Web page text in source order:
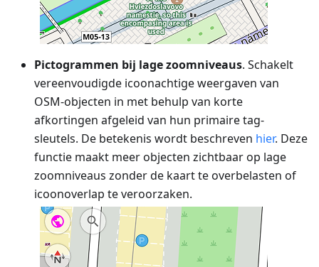
Pictogrammen bij lage zoomniveaus. Schakelt
vereenvoudigde icoonachtige weergaven van
OSM-objecten in met behulp van korte
afkortingen afgeleid van hun primaire tag-
sleutels. De betekenis wordt beschreven hier. Deze
functie maakt meer objecten zichtbaar op lage
zoomniveaus zonder de kaart te overbelasten of
icoonoverlap te veroorzaken.